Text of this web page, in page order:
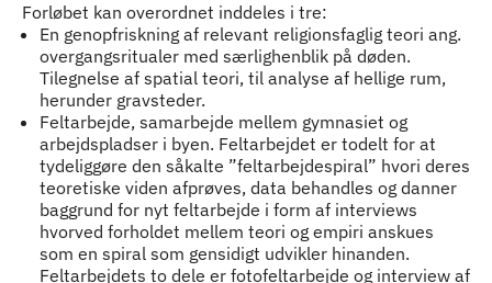
Forløbet kan overordnet inddeles i tre:
En genopfriskning af relevant religionsfaglig teori ang.
overgangsritualer med særlighenblik på døden.
Tilegnelse af spatial teori, til analyse af hellige rum,
herunder gravsteder.
Feltarbejde, samarbejde mellem gymnasiet og
arbejdspladser i byen. Feltarbejdet er todelt for at
tydeliggøre den såkalte ”feltarbejdespiral” hvori deres
teoretiske viden afprøves, data behandles og danner
baggrund for nyt feltarbejde i form af interviews
hvorved forholdet mellem teori og empiri anskues
som en spiral som gensidigt udvikler hinanden.
Feltarbejdets to dele er fotofeltarbejde og interview af